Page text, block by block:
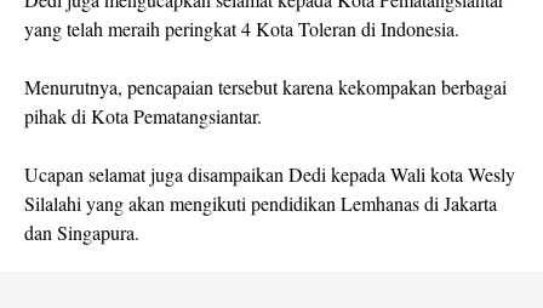
yang telah meraih peringkat 4 Kota Toleran di Indonesia.
Menurutnya, pencapaian tersebut karena kekompakan berbagai
pihak di Kota Pematangsiantar.
Ucapan selamat juga disampaikan Dedi kepada Wali kota Wesly
Silalahi yang akan mengikuti pendidikan Lemhanas di Jakarta
dan Singapura.